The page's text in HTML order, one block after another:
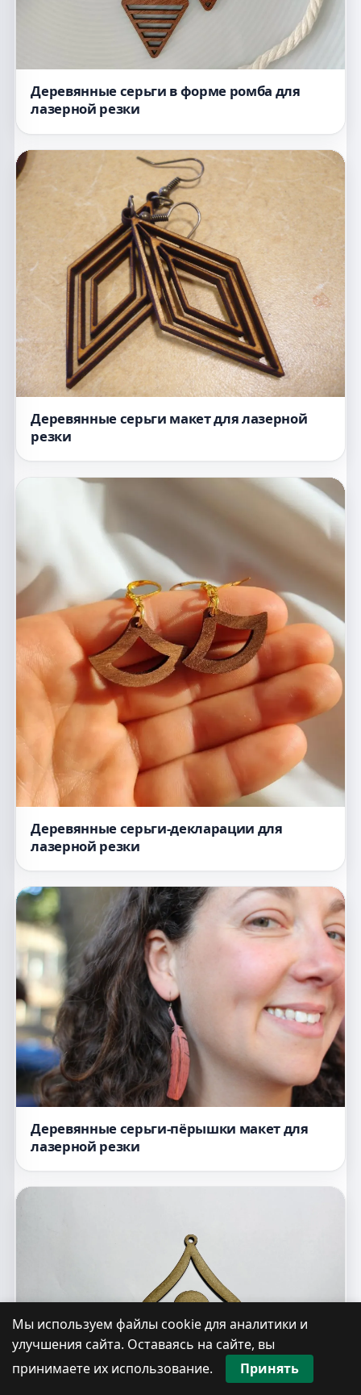
Деревянные серьги в форме ромба для
лазерной резки
Деревянные серьги макет для лазерной
резки
Деревянные серьги-декларации для
лазерной резки
Деревянные серьги-пёрышки макет для
лазерной резки
Мы используем файлы cookie для аналитики и
улучшения сайта. Оставаясь на сайте, вы
принимаете их использование.
Принять